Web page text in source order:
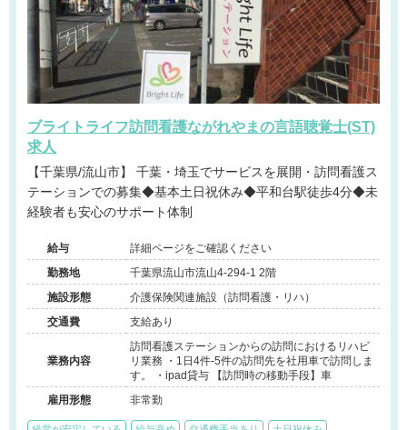
ブライトライフ訪問看護ながれやまの言語聴覚士(ST)
求人
【千葉県/流山市】 千葉・埼玉でサービスを展開・訪問看護ス
テーションでの募集◆基本土日祝休み◆平和台駅徒歩4分◆未
経験者も安心のサポート体制
給与
詳細ページをご確認ください
勤務地
千葉県流山市流山4-294-1 2階
施設形態
介護保険関連施設（訪問看護・リハ）
交通費
支給あり
業務内容
訪問看護ステーションからの訪問におけるリハビ
リ業務 ・1日4件-5件の訪問先を社用車で訪問しま
す。 ・ipad貸与 【訪問時の移動手段】車
雇用形態
非常勤